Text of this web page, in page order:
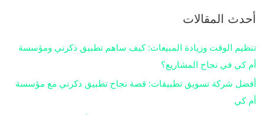
ح
ث
ع
ن
أحدث المقالات
تنظيم الوقت وزيادة المبيعات: كيف ساهم تطبيق ذكرني ومؤسسة
أم كي في نجاح المشاريع؟
أفضل شركة تسويق تطبيقات: قصة نجاح تطبيق ذكرني مع مؤسسة
أم كي